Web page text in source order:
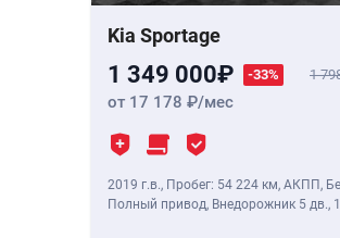
Kia Sportage
1 349 000 -33% 1
от 17 178 /мес
2019 г.в., Пробег: 54 224 км, АКПП,
Полный привод, Внедорожник 5 дв.,